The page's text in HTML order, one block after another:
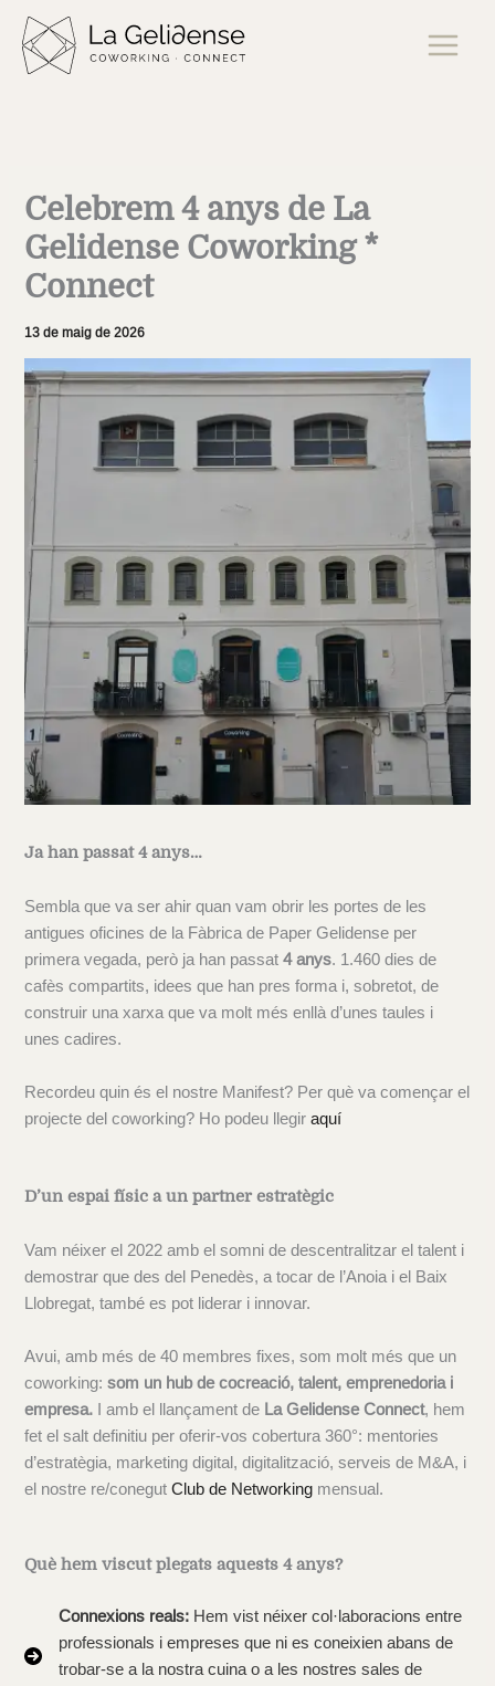
contingut
Celebrem 4 anys de La
Gelidense Coworking *
Connect
13 de maig de 2026
Ja han passat 4 anys…
Sembla que va ser ahir quan vam obrir les portes de les
antigues oficines de la Fàbrica de Paper Gelidense per
primera vegada, però ja han passat4 anys. 1.460 dies de
cafès compartits, idees que han pres forma i, sobretot, de
construir una xarxa que va molt més enllà d’unes taules i
unes cadires.
Recordeu quin és el nostre Manifest? Per què va començar el
projecte del coworking? Ho podeu llegiraquí
D’un espai físic a un partner estratègic
Vam néixer el 2022 amb el somni de descentralitzar el talent i
demostrar que des del Penedès, a tocar de l’Anoia i el Baix
Llobregat, també es pot liderar i innovar.
Avui, amb més de 40 membres fixes, som molt més que un
coworking:som un hub de cocreació, talent, emprenedoria i
empresa. I amb el llançament de La Gelidense Connect, hem
fet el salt definitiu per oferir-vos cobertura 360°: mentories
d’estratègia, marketing digital, digitalització, serveis de M&A, i
el nostre re/conegutClub de Networking mensual.
Què hem viscut plegats aquests 4 anys?
Connexions reals: Hem vist néixer col·laboracions entre
professionals i empreses que ni es coneixien abans de
trobar-se a la nostra cuina o a les nostres sales de